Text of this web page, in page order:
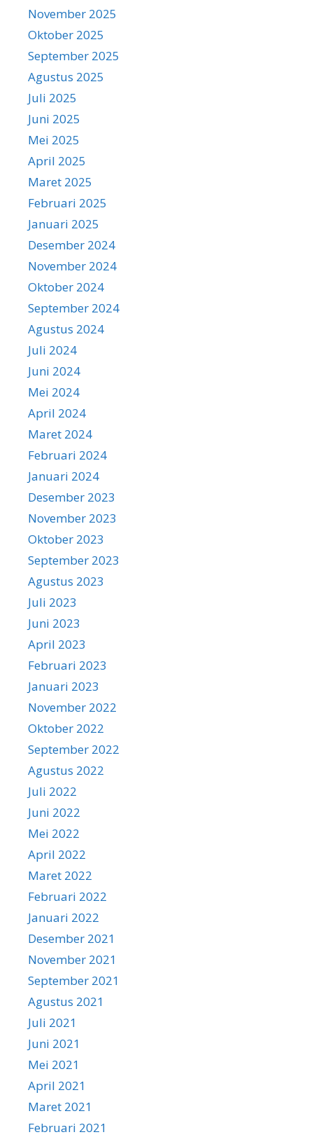
November 2025
Oktober 2025
September 2025
Agustus 2025
Juli 2025
Juni 2025
Mei 2025
April 2025
Maret 2025
Februari 2025
Januari 2025
Desember 2024
November 2024
Oktober 2024
September 2024
Agustus 2024
Juli 2024
Juni 2024
Mei 2024
April 2024
Maret 2024
Februari 2024
Januari 2024
Desember 2023
November 2023
Oktober 2023
September 2023
Agustus 2023
Juli 2023
Juni 2023
April 2023
Februari 2023
Januari 2023
November 2022
Oktober 2022
September 2022
Agustus 2022
Juli 2022
Juni 2022
Mei 2022
April 2022
Maret 2022
Februari 2022
Januari 2022
Desember 2021
November 2021
September 2021
Agustus 2021
Juli 2021
Juni 2021
Mei 2021
April 2021
Maret 2021
Februari 2021